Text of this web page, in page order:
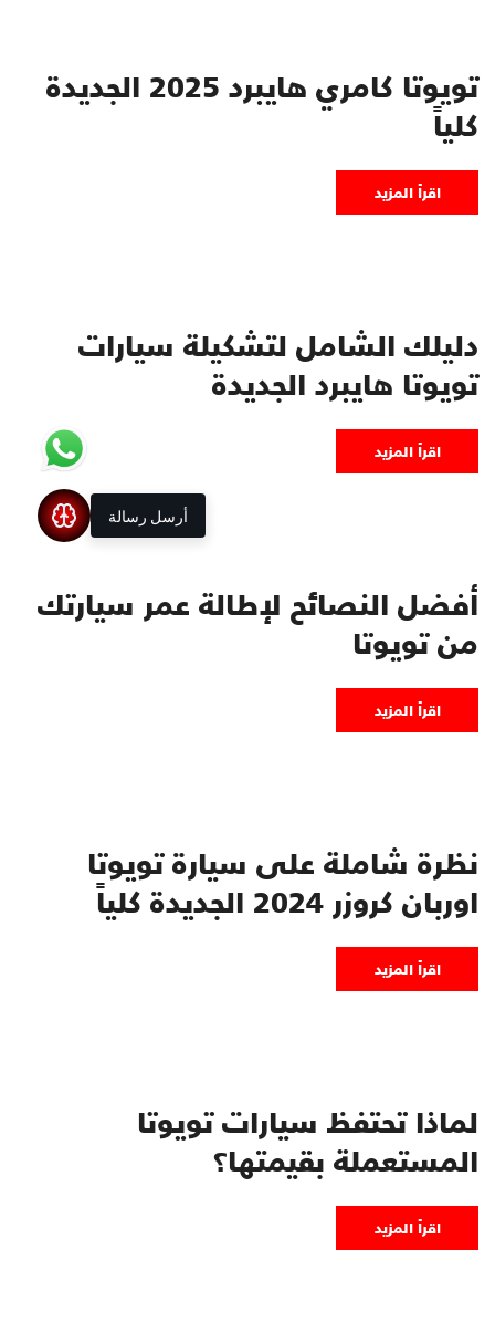
تويوتا كامري هايبرد 2025 الجديدة
كلياً
اقرأ المزيد
دليلك الشامل لتشكيلة سيارات
تويوتا هايبرد الجديدة
اقرأ المزيد
أفضل النصائح لإطالة عمر سيارتك
من تويوتا
اقرأ المزيد
نظرة شاملة على سيارة تويوتا
اوربان كروزر 2024 الجديدة كلياً
اقرأ المزيد
لماذا تحتفظ سيارات تويوتا
المستعملة بقيمتها؟
اقرأ المزيد
أرسل رسالة